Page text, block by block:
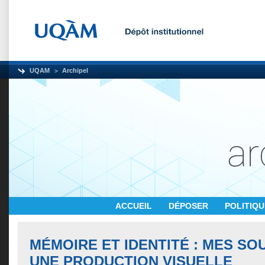
UQAM Archipel
ACCUEIL DÉPOSER
MÉMOIRE ET IDENTITÉ : MES
UNE PRODUCTION VISUELLE